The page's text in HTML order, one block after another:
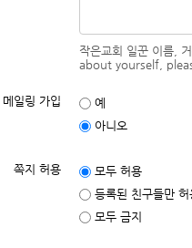
작은교회 일꾼 이름,
about yourself,
메일링 가입
예
아니오
쪽지 허용
모두 허용
등록된 친구들만 허
모두 금지